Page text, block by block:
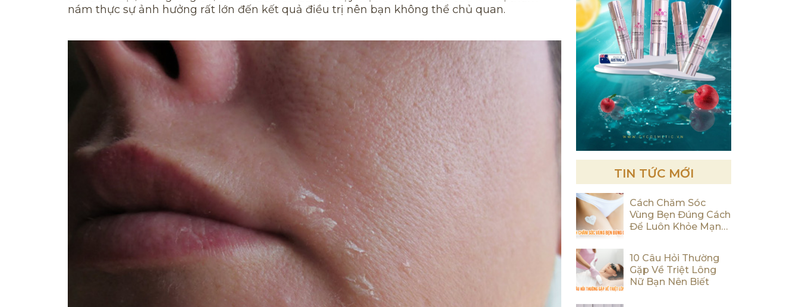
nám thực sự ảnh hưởng rất lớn đến kết quả điều trị nên bạn không thể chủ quan.
TIN TỨC MỚI
Cách Chăm Sóc
Vùng Bẹn Đúng Cách
Để Luôn Khỏe Mạnh
10 Câu Hỏi Thường
Gặp Về Triệt Lông
Nữ Bạn Nên Biết